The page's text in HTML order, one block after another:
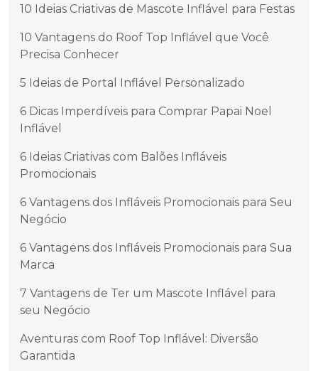
10 Ideias Criativas de Mascote Inflável para Festas
10 Vantagens do Roof Top Inflável que Você
Precisa Conhecer
5 Ideias de Portal Inflável Personalizado
6 Dicas Imperdíveis para Comprar Papai Noel
Inflável
6 Ideias Criativas com Balões Infláveis
Promocionais
6 Vantagens dos Infláveis Promocionais para Seu
Negócio
6 Vantagens dos Infláveis Promocionais para Sua
Marca
7 Vantagens de Ter um Mascote Inflável para
seu Negócio
Aventuras com Roof Top Inflável: Diversão
Garantida